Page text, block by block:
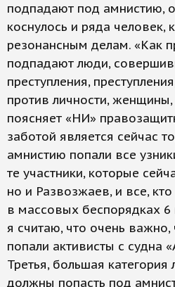
подпадают под амнистию,
коснулось и ряда человек,
резонансным делам. «Как
подпадают люди,
преступления,
против личности,
поясняет «НИ»
заботой является сейчас
амнистию попали все
те участники, которые
но и Развозжаев, и все,
в массовых беспорядках
я считаю, что очень
попали активисты с судна
Третья, большая
должны попасть под